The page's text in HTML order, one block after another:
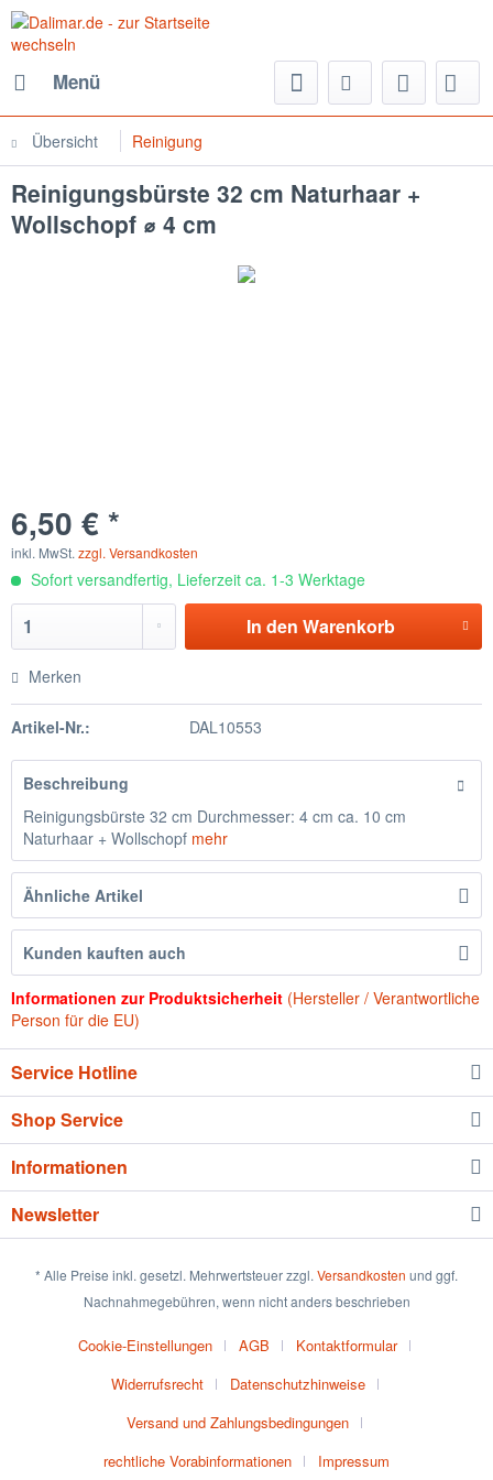
Menü
Übersicht Reinigung
Reinigungsbürste 32 cm Naturhaar +
Wollschopf ⌀ 4 cm
6,50 € *
inkl. MwSt. zzgl. Versandkosten
Sofort versandfertig, Lieferzeit ca. 1-3 Werktage
In den Warenkorb
Merken
Artikel-Nr.: DAL10553
Beschreibung
Reinigungsbürste 32 cm Durchmesser: 4 cm ca. 10 cm
Naturhaar + Wollschopf mehr
Ähnliche Artikel
Kunden kauften auch
Informationen zur Produktsicherheit (Hersteller / Verantwortliche
Person für die EU)
Service Hotline
Shop Service
Informationen
Newsletter
* Alle Preise inkl. gesetzl. Mehrwertsteuer zzgl. Versandkosten und ggf.
Nachnahmegebühren, wenn nicht anders beschrieben
Cookie-Einstellungen AGB
Kontaktformular
Widerrufsrecht
Datenschutzhinweise
Versand und Zahlungsbedingungen
rechtliche Vorabinformationen
Impressum